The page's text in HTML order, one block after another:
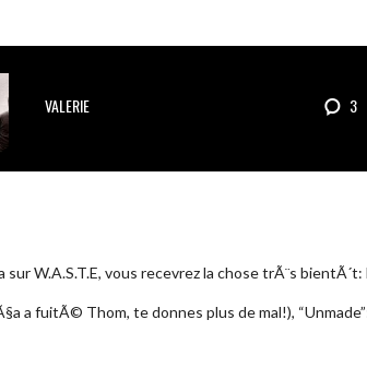
VALERIE 3
sur W.A.S.T.E, vous recevrez la chose trÃ¨s
a fuitÃ© Thom, te donnes plus de mal!),